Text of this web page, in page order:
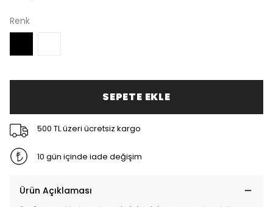
Renk
SEPETE EKLE
500 TL üzeri ücretsiz kargo
10 gün içinde iade değişim
Ürün Açıklaması